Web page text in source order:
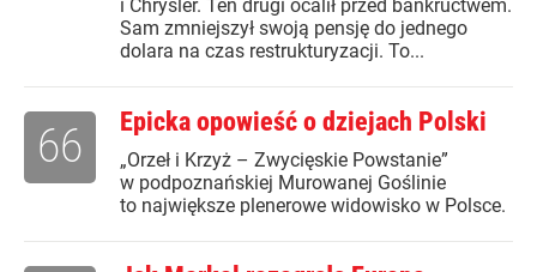
i Chrysler. Ten drugi ocalił przed bankructwem.
Sam zmniejszył swoją pensję do jednego
dolara na czas restrukturyzacji. To...
Epicka opowieść o dziejach Polski
„Orzeł i Krzyż – Zwycięskie Powstanie”
w podpoznańskiej Murowanej Goślinie
to największe plenerowe widowisko w Polsce.
66